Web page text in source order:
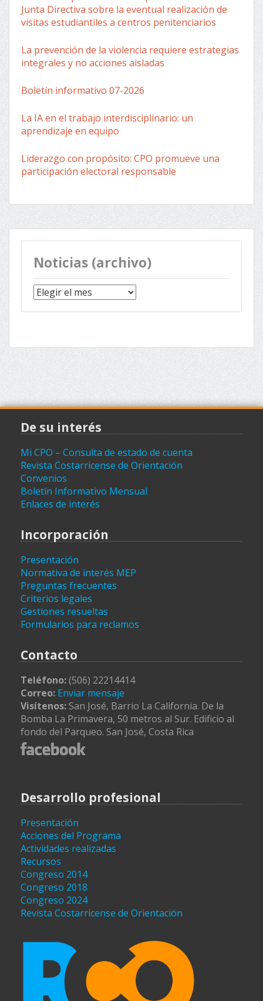
Junta Directiva sobre la eventual realización de
visitas estudiantiles a centros penitenciarios
La prevención de la violencia requiere estrategias
integrales y no acciones aisladas
Boletín informativo 07-2026
La IA en el trabajo interdisciplinario: un
aprendizaje en equipo
Liderazgo con propósito: CPO promueve una
participación electoral responsable
Noticias (archivo)
Noticias
(archivo)
De su interés
Mi CPO – Consulta de estado de cuenta
Revista Costarricense de Orientación
Convenios
Boletín Informativo Mensual
Enlaces de interés
Incorporación
Presentación
Normativa de interés MEP
Preguntas frecuentes
Criterios legales
Gestiones resueltas
Formularios para reclamos
Contacto
Teléfono:(506) 22214414
Correo: Enviar mensaje
Visítenos: San José, Barrio La California. De la
Bomba La Primavera, 50 metros al Sur. Edificio al
fondo del Parqueo. San José, Costa Rica
Desarrollo profesional
Presentación
Acciones del Programa
Actividades realizadas
Recursos
Congreso 2014
Congreso 2018
Congreso 2024
Revista Costarricense de Orientación